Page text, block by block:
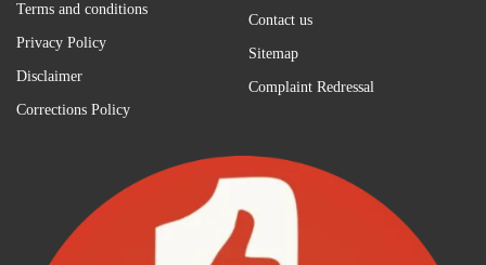
Terms and conditions
Privacy Policy
Disclaimer
Corrections Policy
Contact us
Sitemap
Complaint Redressal